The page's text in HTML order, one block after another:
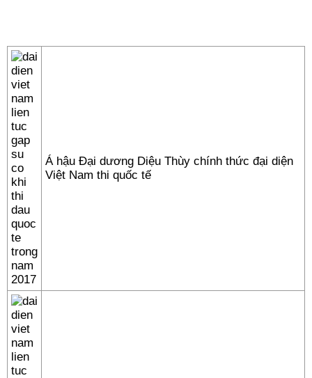
Á hậu Đại dương Diệu Thùy chính thức đại diện
Việt Nam thi quốc tế